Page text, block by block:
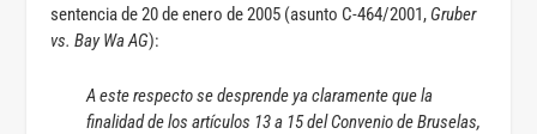
sentencia de 20 de enero de 2005 (asunto C-464/2001,Gruber
vs. Bay Wa AG):
A este respecto se desprende ya claramente que la
finalidad de los artículos 13 a 15 del Convenio de Bruselas,